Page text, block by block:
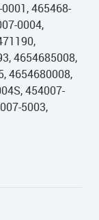
465468-
0004,
4654685008,
4654680008,
454007-
5003,